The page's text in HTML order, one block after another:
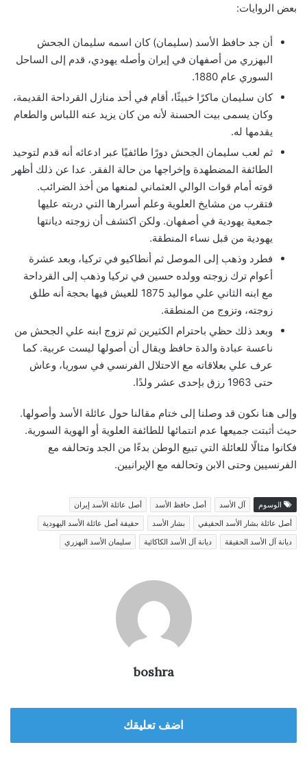
بعض الروايات:
أن جد حافظ الأسد (سليمان) كان اسمه سليمان الجحش
البهزري من أصفهان في إيران وأصله يهودي، قدم إلى الساحل
السوري عام 1880.
كان سليمان ماكرًا خبيثًا، أقام في أحد منازل القرداحة القديمة،
وكان يسمى بيت الحسنة لأنه من كان يزيد عنه اللباس والطعام
يقدمها له.
ثم لعب سليمان الجحش دورًا طائفيًا عبر ادعائه أنه قدم لتوحيد
الطائفة المضطهدة وإخراجها من حالة الفقر. عدا عن ذلك أظهر
قوته أمام قوات الوالي العثماني لمنعها من أخذ الضرائب.
فتقرب من مشايخ العلوية وعلم أسرارها التي دربته عليها
جمعية يهودية في أصفهان. ولكن اكتشف أن زوجته ديانتها
يهودية من قبل نساء المنطقة.
فطرد وذهب إلى الموصل ثم أنطاكيو في تركيا، وبعد عشرة
أعوام ترك زوجته وولده حسين في تركيا وذهب إلى القرداحة
مع ابنه الثاني علي مواليد 1875 للعيش فيها بحجة أنه طلق
زوجته، وتزوج من المنطقة.
وبعد ذلك حظي باحترام الكثيرين ثم تزوج ابنه علي الجحش من
ناعسة عبادة والدة حافظ ويقال أن أصولها ليست عربية. كما
عرف علي بعلاقاته مع الاحتلال الفرنسي في سوريا، وعاش
حتى 1963 رزق بإحدى عشر ولدًا.
وإلى هنا نكون قد وصلنا إلى ختام مقالنا حول عائلة الأسد وأصولها.
حيث أثبتت جميعها عدم انتمائها للطائفة العلوية أو الهوية السورية.
فكانوا مثالًا للعائلة التي تبيع الوطن بدءًا من الجد وتحالفه مع
الفرنسيين وحتى الابن وتحالفه مع الإيرانيين.
الوسوم آل الأسد أصل حافظ الأسد
أصل عائلة الأسد إيران
أصل عائلة بشار الأسد الحقيقي
بشار الأسد
حقيقة أصل عائلة الأسد اليهودية
ديانة آل الأسد الحقيقة
ديانة آل الأسد الكاكائية سليمان الأسد البهزري
boshra
اضف تعليقك